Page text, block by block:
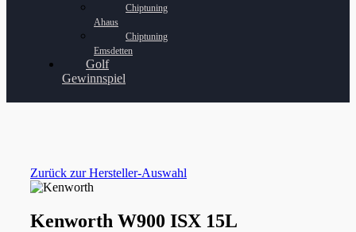
Chiptuning
Ahaus
Chiptuning
Emsdetten
Golf
Gewinnspiel
Zurück zur Hersteller-Auswahl
Kenworth W900 ISX 15L